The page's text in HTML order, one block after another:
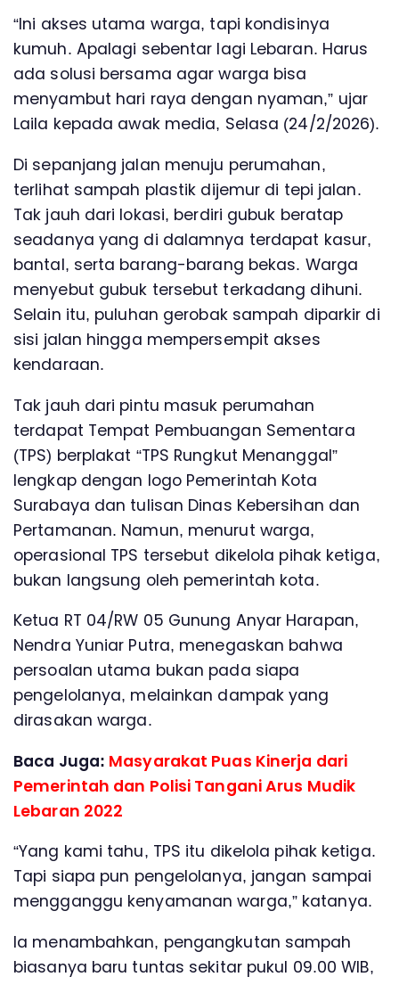
“Ini akses utama warga, tapi kondisinya
kumuh. Apalagi sebentar lagi Lebaran. Harus
ada solusi bersama agar warga bisa
menyambut hari raya dengan nyaman,” ujar
Laila kepada awak media, Selasa (24/2/2026).
Di sepanjang jalan menuju perumahan,
terlihat sampah plastik dijemur di tepi jalan.
Tak jauh dari lokasi, berdiri gubuk beratap
seadanya yang di dalamnya terdapat kasur,
bantal, serta barang-barang bekas. Warga
menyebut gubuk tersebut terkadang dihuni.
Selain itu, puluhan gerobak sampah diparkir di
sisi jalan hingga mempersempit akses
kendaraan.
Tak jauh dari pintu masuk perumahan
terdapat Tempat Pembuangan Sementara
(TPS) berplakat “TPS Rungkut Menanggal”
lengkap dengan logo Pemerintah Kota
Surabaya dan tulisan Dinas Kebersihan dan
Pertamanan. Namun, menurut warga,
operasional TPS tersebut dikelola pihak ketiga,
bukan langsung oleh pemerintah kota.
Ketua RT 04/RW 05 Gunung Anyar Harapan,
Nendra Yuniar Putra, menegaskan bahwa
persoalan utama bukan pada siapa
pengelolanya, melainkan dampak yang
dirasakan warga.
Baca Juga: Masyarakat Puas Kinerja dari
Pemerintah dan Polisi Tangani Arus Mudik
Lebaran 2022
“Yang kami tahu, TPS itu dikelola pihak ketiga.
Tapi siapa pun pengelolanya, jangan sampai
mengganggu kenyamanan warga,” katanya.
Ia menambahkan, pengangkutan sampah
biasanya baru tuntas sekitar pukul 09.00 WIB,